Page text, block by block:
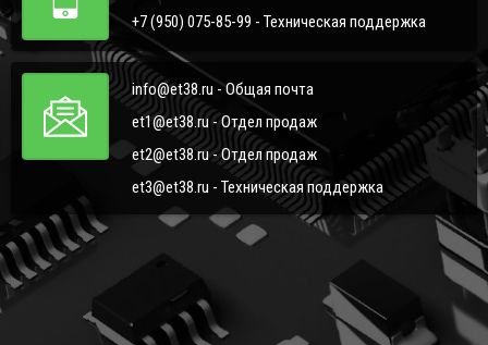
+7 (950) 075-85-99 - Техническая поддержка
info@et38.ru - Общая почта
et1@et38.ru - Отдел продаж
et2@et38.ru - Отдел продаж
et3@et38.ru - Техническая поддержка